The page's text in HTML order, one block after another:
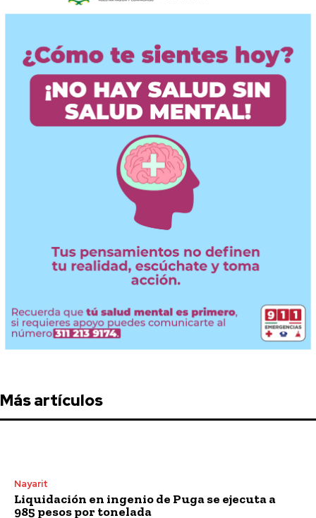
Más artículos
Nayarit
Liquidación en ingenio de Puga se ejecuta a
985 pesos por tonelada